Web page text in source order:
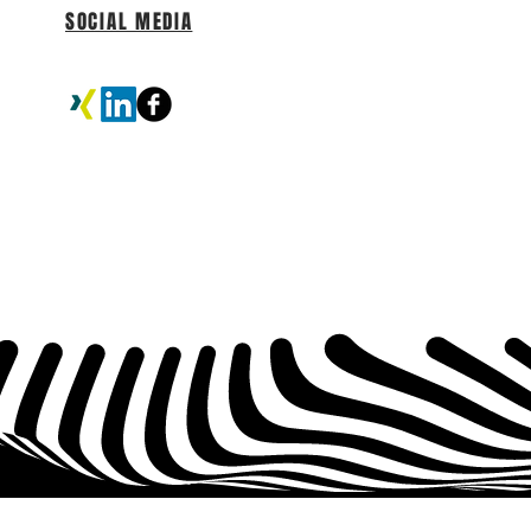
SOCIAL MEDIA